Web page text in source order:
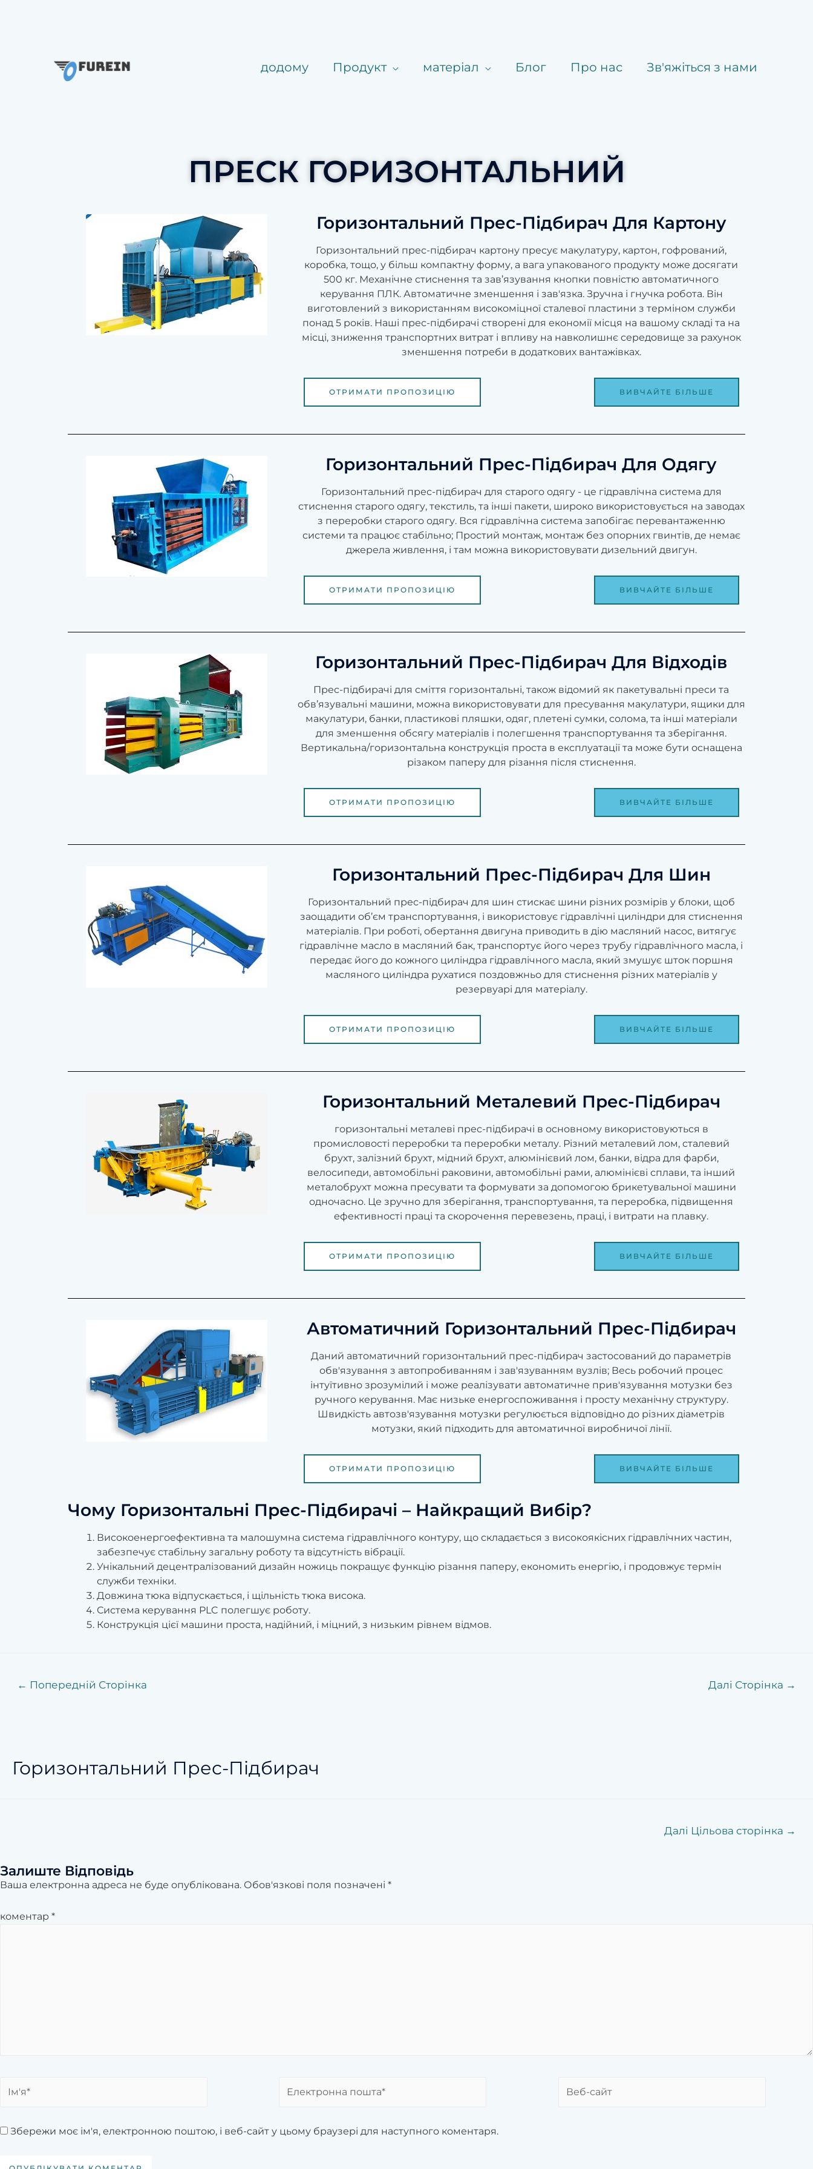
додому Продукт матеріал Блог Про нас Зв'яжіться з нами
ПРЕСК ГОРИЗОНТАЛЬНИЙ
Горизонтальний Прес-Підбирач Для Картону
Горизонтальний прес-підбирач картону пресує макулатуру, картон, гофрований,
коробка, тощо, у більш компактну форму, а вага упакованого продукту може досягати
500 кг. Механічне стиснення та зав’язування кнопки повністю автоматичного
керування ПЛК. Автоматичне зменшення і зав'язка. Зручна і гнучка робота. Він
виготовлений з використанням високоміцної сталевої пластини з терміном служби
понад 5 років. Наші прес-підбирачі створені для економії місця на вашому складі та на
місці, зниження транспортних витрат і впливу на навколишнє середовище за рахунок
зменшення потреби в додаткових вантажівках.
ОТРИМАТИ ПРОПОЗИЦІЮ ВИВЧАЙТЕ БІЛЬШЕ
Горизонтальний Прес-Підбирач Для Одягу
Горизонтальний прес-підбирач для старого одягу - це гідравлічна система для
стиснення старого одягу, текстиль, та інші пакети, широко використовується на заводах
з переробки старого одягу. Вся гідравлічна система запобігає перевантаженню
системи та працює стабільно; Простий монтаж, монтаж без опорних гвинтів, де немає
джерела живлення, і там можна використовувати дизельний двигун.
ОТРИМАТИ ПРОПОЗИЦІЮ ВИВЧАЙТЕ БІЛЬШЕ
Горизонтальний Прес-Підбирач Для Відходів
Прес-підбирачі для сміття горизонтальні, також відомий як пакетувальні преси та
обв’язувальні машини, можна використовувати для пресування макулатури, ящики для
макулатури, банки, пластикові пляшки, одяг, плетені сумки, солома, та інші матеріали
для зменшення обсягу матеріалів і полегшення транспортування та зберігання.
Вертикальна/горизонтальна конструкція проста в експлуатації та може бути оснащена
різаком паперу для різання після стиснення.
ОТРИМАТИ ПРОПОЗИЦІЮ ВИВЧАЙТЕ БІЛЬШЕ
Горизонтальний Прес-Підбирач Для Шин
Горизонтальний прес-підбирач для шин стискає шини різних розмірів у блоки, щоб
заощадити об’єм транспортування, і використовує гідравлічні циліндри для стиснення
матеріалів. При роботі, обертання двигуна приводить в дію масляний насос, витягує
гідравлічне масло в масляний бак, транспортує його через трубу гідравлічного масла, і
передає його до кожного циліндра гідравлічного масла, який змушує шток поршня
масляного циліндра рухатися поздовжньо для стиснення різних матеріалів у
резервуарі для матеріалу.
ОТРИМАТИ ПРОПОЗИЦІЮ ВИВЧАЙТЕ БІЛЬШЕ
Горизонтальний Металевий Прес-Підбирач
горизонтальні металеві прес-підбирачі в основному використовуються в
промисловості переробки та переробки металу. Різний металевий лом, сталевий
брухт, залізний брухт, мідний брухт, алюмінієвий лом, банки, відра для фарби,
велосипеди, автомобільні раковини, автомобільні рами, алюмінієві сплави, та інший
металобрухт можна пресувати та формувати за допомогою брикетувальної машини
одночасно. Це зручно для зберігання, транспортування, та переробка, підвищення
ефективності праці та скорочення перевезень, праці, і витрати на плавку.
ОТРИМАТИ ПРОПОЗИЦІЮ ВИВЧАЙТЕ БІЛЬШЕ
Автоматичний Горизонтальний Прес-Підбирач
Даний автоматичний горизонтальний прес-підбирач застосований до параметрів
обв'язування з автопробиванням і зав'язуванням вузлів; Весь робочий процес
інтуїтивно зрозумілий і може реалізувати автоматичне прив'язування мотузки без
ручного керування. Має низьке енергоспоживання і просту механічну структуру.
Швидкість автозв'язування мотузки регулюється відповідно до різних діаметрів
мотузки, який підходить для автоматичної виробничої лінії.
ОТРИМАТИ ПРОПОЗИЦІЮ ВИВЧАЙТЕ БІЛЬШЕ
Чому Горизонтальні Прес-Підбирачі – Найкращий Вибір?
Високоенергоефективна та малошумна система гідравлічного контуру, що складається з високоякісних гідравлічних частин,
забезпечує стабільну загальну роботу та відсутність вібрації.
Унікальний децентралізований дизайн ножиць покращує функцію різання паперу, економить енергію, і продовжує термін
служби техніки.
Довжина тюка відпускається, і щільність тюка висока.
Система керування PLC полегшує роботу.
Конструкція цієї машини проста, надійний, і міцний, з низьким рівнем відмов.
← Попередній Сторінка Далі Сторінка →
Горизонтальний Прес-Підбирач
Далі Цільова сторінка →
Залиште Відповідь
Ваша електронна адреса не буде опублікована. Обов'язкові поля позначені *
коментар *
Збережи моє ім'я, електронною поштою, і веб-сайт у цьому браузері для наступного коментаря.